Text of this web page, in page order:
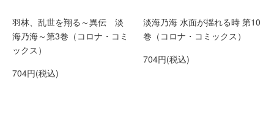
羽林、乱世を翔る～異伝 淡
海乃海～第3巻（コロナ・コミ
ックス）
704円(税込)
淡海乃海 水面が揺れる時 第10
巻（コロナ・コミックス）
704円(税込)